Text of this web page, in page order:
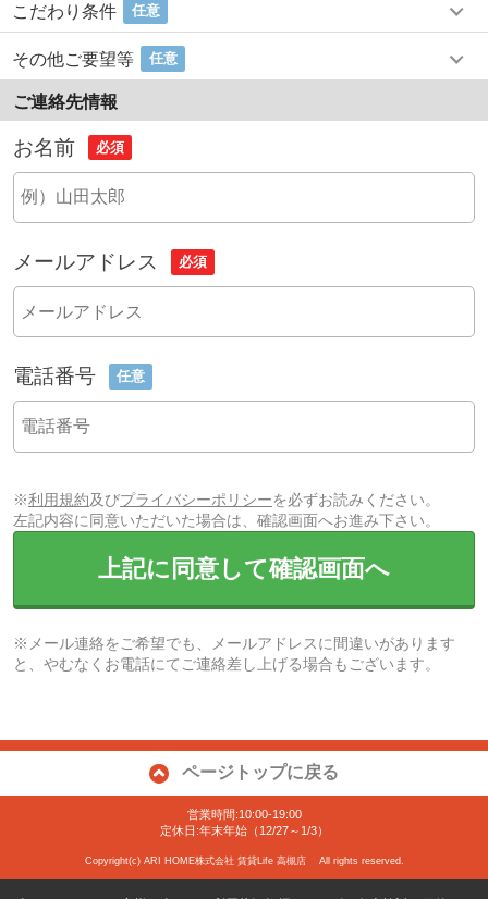
こだわり条件 任意
その他ご要望等 任意
ご連絡先情報
お名前 必須
メールアドレス 必須
電話番号 任意
※利用規約及びプライバシーポリシーを必ずお読みください。
左記内容に同意いただいた場合は、確認画面へお進み下さい。
上記に同意して確認画面へ
※メール連絡をご希望でも、メールアドレスに間違いがあります
と、やむなくお電話にてご連絡差し上げる場合もございます。
ページトップに戻る
営業時間:10:00-19:00
定休日:年末年始（12/27～1/3）
Copyright(c) ARI HOME株式会社 賃貸Life 高槻店 All rights reserved.